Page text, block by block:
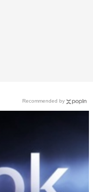
Recommended by